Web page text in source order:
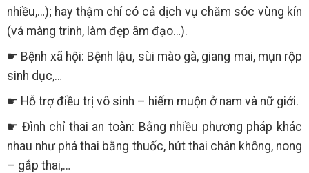
nhiều,…); hay thậm chí có cả dịch vụ chăm sóc vùng kín
(vá màng trinh, làm đẹp âm đạo…).
☛ Bệnh xã hội: Bệnh lậu, sùi mào gà, giang mai, mụn rộp
sinh dục,…
☛ Hỗ trợ điều trị vô sinh – hiếm muộn ở nam và nữ giới.
☛ Đình chỉ thai an toàn: Bằng nhiều phương pháp khác
nhau như phá thai bằng thuốc, hút thai chân không, nong
– gắp thai,…